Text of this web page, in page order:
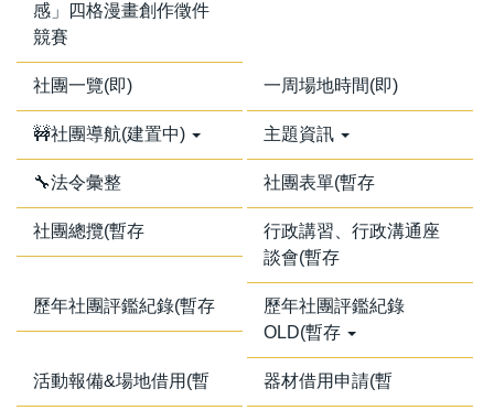
感」四格漫畫創作徵件
競賽
社團一覽(即) 一周場地時間(即)
🚧社團導航(建置中) 主題資訊
🔧法令彙整 社團表單(暫存
社團總攬(暫存
行政講習、行政溝通座
談會(暫存
歷年社團評鑑紀錄(暫存
歷年社團評鑑紀錄
OLD(暫存
活動報備&場地借用(暫 器材借用申請(暫